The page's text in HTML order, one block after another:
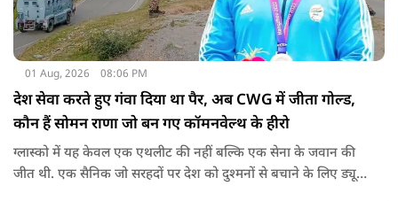
01 Aug, 2026 08:06 PM
देश सेवा करते हुए गंवा दिया था पैर, अब CWG में जीता गोल्ड,
कौन हैं सोमन राणा जो बन गए कॉमनवेल्थ के हीरो
ग्लास्को में यह केवल एक एथलीट की नहीं बल्कि एक सेना के जवान की
जीत थी. एक सैनिक जो सरहदों पर देश को दुश्मनों से बचाने के लिए ड्यूटी